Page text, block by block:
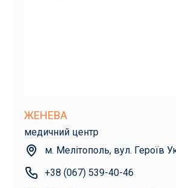
ЖЕНЕВА
медичний центр
м. Мелітополь, вул. Героїв
+38 (067) 539-40-46